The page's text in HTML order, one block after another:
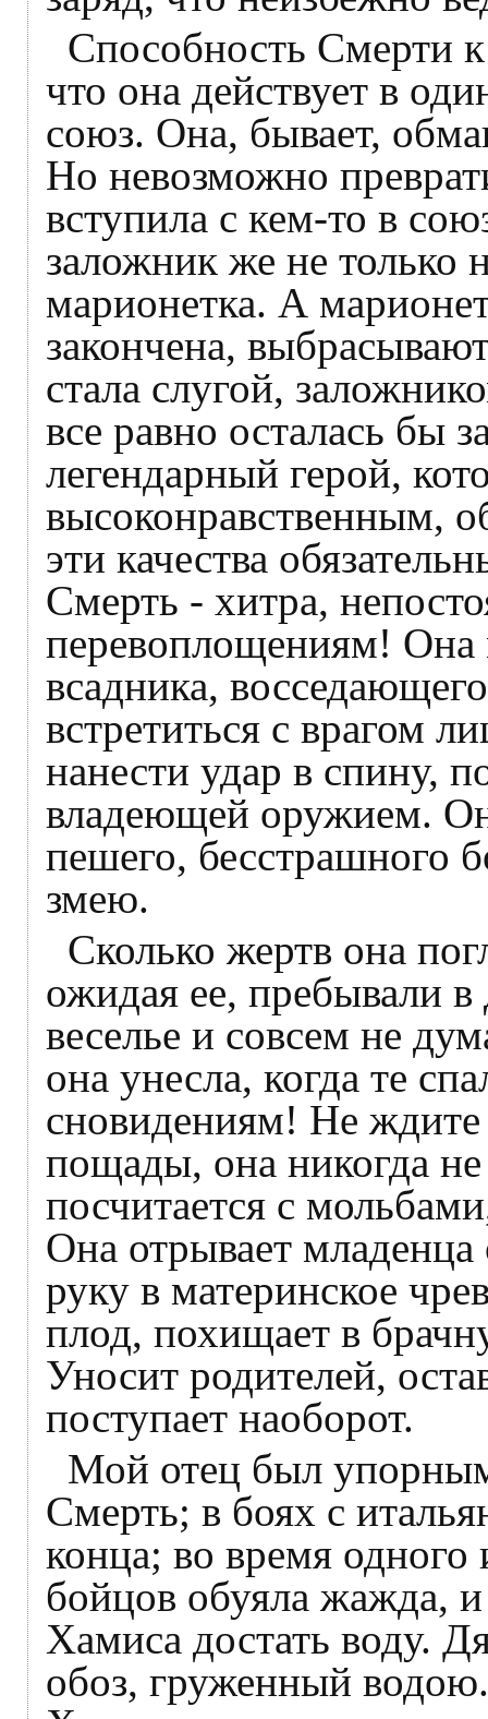
Способность Смерти к
что она действует в
союз. Она, бывает,
Но невозможно
вступила с кем-то в
заложник же не только
марионетка. А
закончена,
стала слугой,
все равно осталась бы
легендарный герой,
высоконравственным,
эти качества
Смерть - хитра,
перевоплощениям! Она
всадника,
встретиться с врагом
нанести удар в спину,
владеющей оружием.
пешего, бесстрашного
змею.
Сколько жертв она
ожидая ее, пребывали в
веселье и совсем не
она унесла, когда те
сновидениям! Не
пощады, она никогда не
посчитается с
Она отрывает младенца
руку в материнское
плод, похищает в
Уносит родителей,
поступает наоборот.
Мой отец был
Смерть; в боях с
конца; во время
бойцов обуяла жажда,
Хамиса достать воду.
обоз, груженный